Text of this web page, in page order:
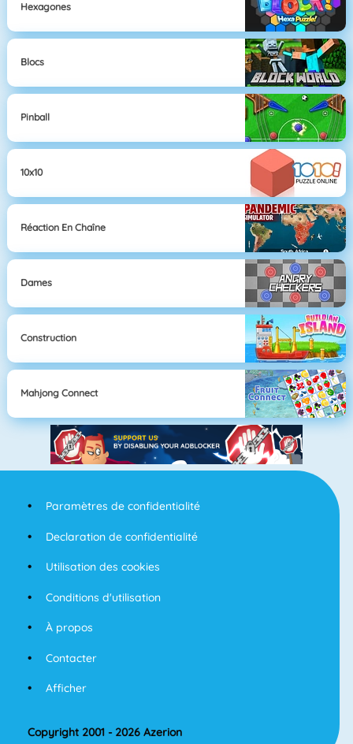
Hexagones
Blocs
Pinball
10x10
Réaction En Chaîne
Dames
Construction
Mahjong Connect
Paramètres de confidentialité
Declaration de confidentialité
Utilisation des cookies
Conditions d'utilisation
À propos
Contacter
Afficher
Copyright 2001 - 2026 Azerion